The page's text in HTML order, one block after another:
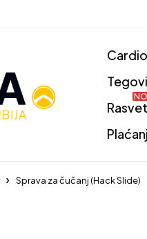
Cardio
Tegovi
Sprava za čučanj (Hack Slide)